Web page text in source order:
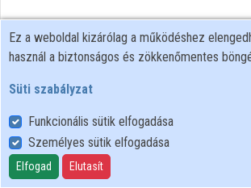
Felhasználói szabályzat
Adatkezelési tájékoztató
Süti szabályzat
Ez a weboldal kizárólag a működéshez
használ a biztonságos és zökkenőmentes
Süti szabályzat
Funkcionális sütik elfogadása
Személyes sütik elfogadása
Elfogad Elutasít